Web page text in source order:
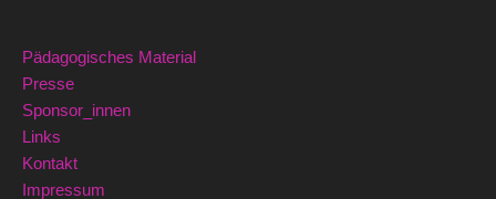
Pädagogisches Material
Presse
Sponsor_innen
Links
Kontakt
Impressum